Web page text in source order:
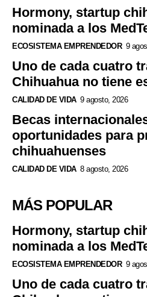
Hormony, startup
nominada a los
ECOSISTEMA EMPRENDEDOR 9
Uno de cada cuatro
Chihuahua no tiene
CALIDAD DE VIDA 9 agosto, 2026
Becas
oportunidades para
chihuahuenses
CALIDAD DE VIDA 8 agosto, 2026
MÁS POPULAR
Hormony, startup
nominada a los
ECOSISTEMA EMPRENDEDOR 9
Uno de cada cuatro